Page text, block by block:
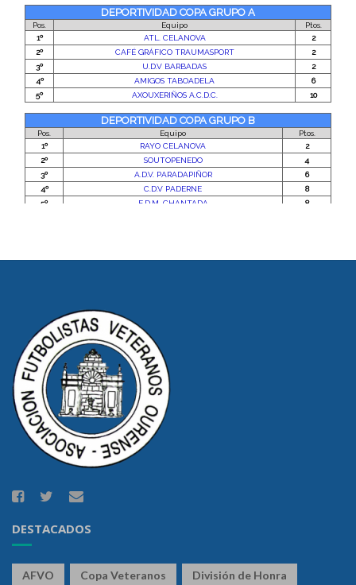
DESTACADOS
AFVO Copa Veteranos División de Honra